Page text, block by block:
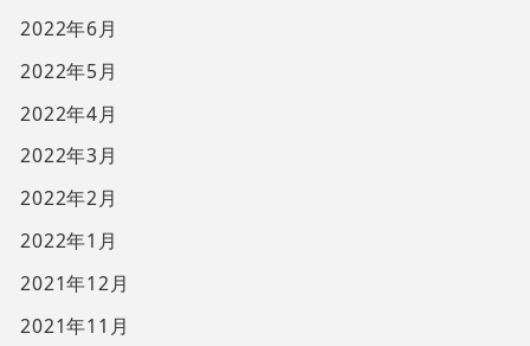
2022年6月
2022年5月
2022年4月
2022年3月
2022年2月
2022年1月
2021年12月
2021年11月